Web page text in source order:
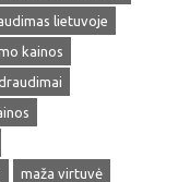
lietuvoje
kainos
maža virtuvė